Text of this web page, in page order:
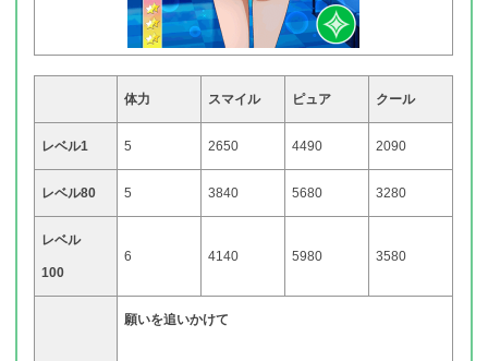
体力 スマイル ピュア クール
レベル1 5 2650 4490 2090
レベル80 5 3840 5680 3280
レベル
100
6 4140 5980 3580
願いを追いかけて